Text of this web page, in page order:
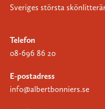
Sveriges största
Telefon
08-696 86 20
E-postadress
info@albertbonniers.se